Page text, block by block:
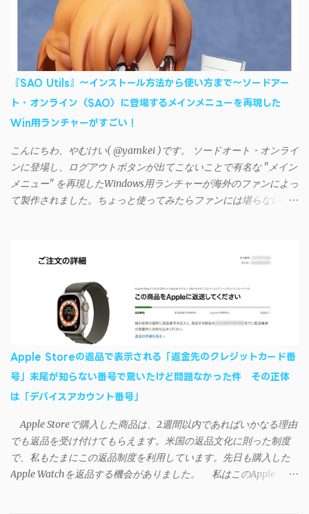
る。私も 2012年頃にAndroidウォークマン を使い始めた頃から便
利に活用させてもらっていたのだが、2023年現在はiSyncrを使っ
て同期ができないという声を多数見かけるようになった。 具体
的には、PC側のiSyncrアプリで設定したパスワードをAndroidアプ
リに入力しようとすると、入力したパスワードが保存されず、い
回避するには、次の手順が有効だ。 Androidデバイスの言語を英語
に設定する （念のため）再起動する iSyncrでパスワードを入力す
すれば完了 一度この手順を施せば、言語設定は日本語に戻して
もOKだ。これでWi-Fiを使った同期機能が使えるようになる。USB
接続による同期については、アプリに根本的な不具合が発生して
おり、現時点で使えないようだ。諦めよう。 今回の不具合につ
iSyncrを活用することで、Androidデバイスでもレート機能や再生
ートフォンに移行したい場合に役立つはずだ。
『SAO Utils』～インストール方法から使い方まで～ソードアー
ト・オンライン（SAO）に登場するメインメニューを再現した
Win用ランチャーがすごい！
こんにちわ、やむけい( @yamkei )です。 ソードオート・オンライ
ンに登場し、ログアウトボタンが出てこないことで有名な "メイン
メニュー" を再現したWindows用ランチャーが海外のファンによっ
て製作されました。ちょっと使ってみたらファンには堪らないほ
す・・・。カッコイイ！！ 開発ページ（英語） gpbeta.com - The
SAO Utilities Project – development log インストール（導入）手順
1. 開発ページ のDownloadsの項目から自分のOSにあったファイル
をダウンロードする。 Windows（Windows2000, XP, Vista, Win7,
Win8）に対応です。 （ ◆自分のパソコンが 32 ビット版か 64 ビッ
ト版かを確認したい ） 2.ダウンロードしたファイルを解凍後、
（自分はProgram Filesの中に移動させちゃいました）フォルダの
中にある SAO Utils.exe を実行。 3.アップデートがある場合は起動
時に知らせてくれるので、パッチをダウンロードしましょう。 ダ
て切り取り、先ほどダウンロードした SAO Utilsフォルダ へ貼り付
け、新しいファイルへ置き換えることで適用できます。 起動方法
と各種設定 アップデートが完了したら改めて SAO Utils.exe を起動
すると、アニメで見覚えのあるスプラッシュウィンドウがSEとと
Apple Storeの返品で表示される「返金先のクレジットカード番
号」末尾が知らない番号で驚いたけど問題なかった件 その正体
は「デバイスアカウント番号」
Apple Storeで購入した商品は、2週間以内であればいかなる理由
でも返品を受け付けてもらえます。米国の返品文化に則った制度
で、私もたまにこの返品制度を利用しています。先日も購入した
Apple Watchを返品する機会がありました。 私はこのApple